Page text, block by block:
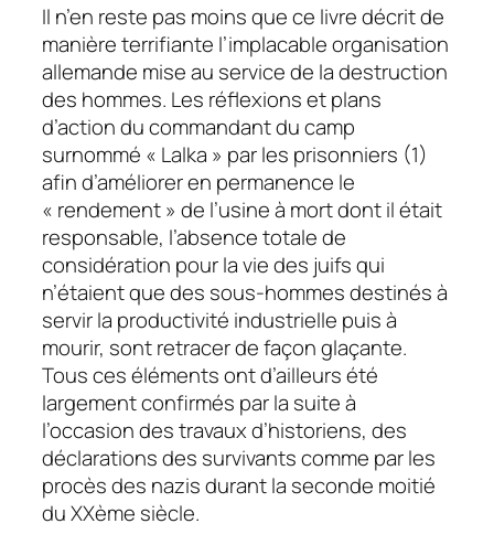
Il n’en reste pas moins que ce livre décrit de
manière terrifiante l’implacable organisation
allemande mise au service de la destruction
des hommes. Les réflexions et plans
d’action du commandant du camp
surnommé « Lalka » par les prisonniers (1)
afin d’améliorer en permanence le
« rendement » de l’usine à mort dont il était
responsable, l’absence totale de
considération pour la vie des juifs qui
n’étaient que des sous-hommes destinés à
servir la productivité industrielle puis à
mourir, sont retracer de façon glaçante.
Tous ces éléments ont d’ailleurs été
largement confirmés par la suite à
l’occasion des travaux d’historiens, des
déclarations des survivants comme par les
procès des nazis durant la seconde moitié
du XXème siècle.